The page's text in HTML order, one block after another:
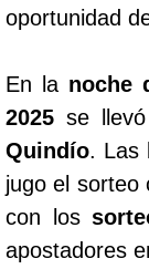
oportunidad
En la noche
2025 se
Quindío. Las
jugo el sorteo
con los
apostadores